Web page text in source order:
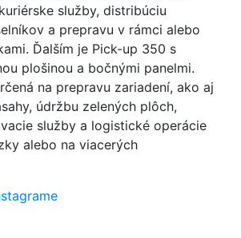
služby, distribúciu
a prepravu v rámci alebo
Ďalším je Pick-up 350 s
plošinou a bočnými panelmi.
na prepravu zariadení, ako aj
údržbu zelených plôch,
služby a logistické operácie
alebo na viacerých